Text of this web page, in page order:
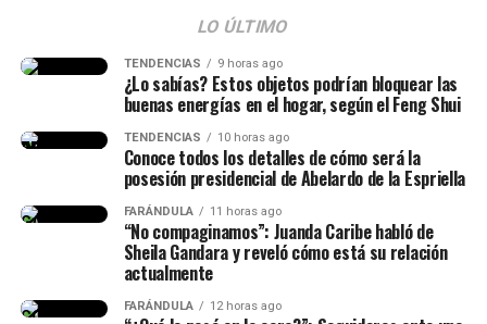
gente no entendió esa parte.
Hice la historia diciendo hace
cuánto conocí al papá de mi
hija, lo conocí hace siete años
(…) Duramos un tiempo
separados y cantidad de cosas
(…) No diré nada hasta que él
quiera hablar del tema”,
señaló.
LO ÚLTIMO
TENDENCIAS 9 horas ago
¿Lo sabías? Estos objetos podrían bloquear las
buenas energías en el hogar, según el Feng Shui
TENDENCIAS 10 horas ago
Conoce todos los detalles de cómo será la
posesión presidencial de Abelardo de la Espriella
FARÁNDULA 11 horas ago
“No compaginamos”: Juanda Caribe habló de
Sheila Gandara y reveló cómo está su relación
actualmente
FARÁNDULA 12 horas ago